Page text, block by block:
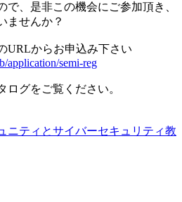
で、是非この機会にご参加頂き、
ませんか？
URLからお申込み下さい
application/semi-reg
ログをご覧ください。
ニティとサイバーセキュリティ教